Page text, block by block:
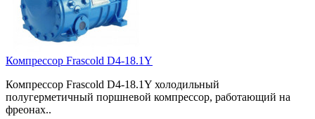
Компрессор Frascold D4-18.1Y
Компрессор Frascold D4-18.1Y холодильный
полугерметичный поршневой компрессор, работающий на
фреонах..